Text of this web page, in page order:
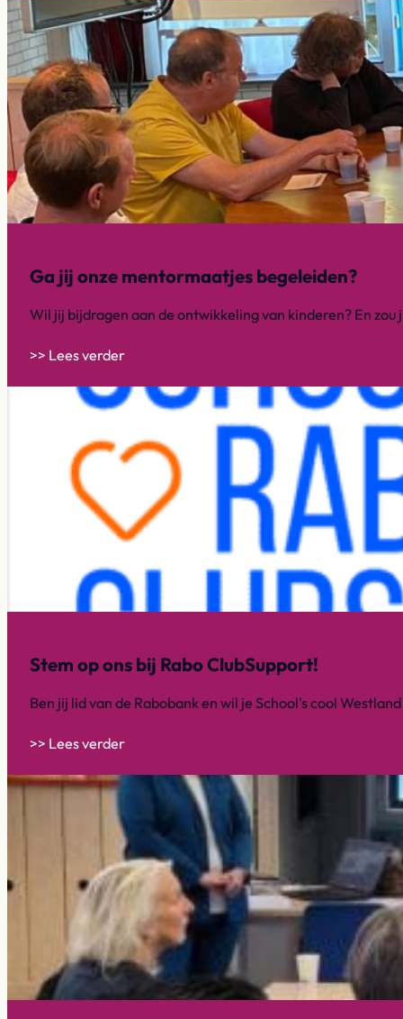
Ga jij onze mentormaatjes begeleiden?
Wil jij bijdragen aan de ontwikkeling van kinderen? En
>> Lees verder
Stem op ons bij Rabo ClubSupport!
Ben jij lid van de Rabobank en wil je School's cool
>> Lees verder